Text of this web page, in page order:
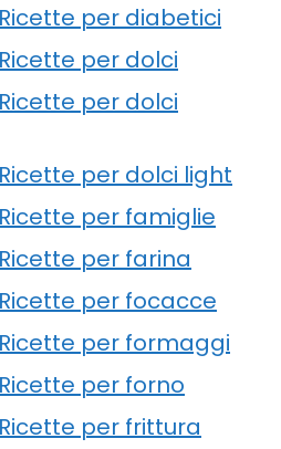
per diabetici
per dolci
per dolci
per dolci light
per famiglie
per farina
per focacce
per formaggi
per forno
per frittura